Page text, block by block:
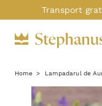
Transport
Home Lampadarul de